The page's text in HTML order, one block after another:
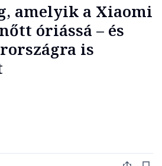
amelyik a Xiaomi
óriássá – és
is